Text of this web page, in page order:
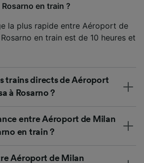
en train ?
la plus rapide entre Aéroport de
en train est de 10 heures et
trains directs de Aéroport
à Rosarno ?
entre Aéroport de Milan
en train ?
Aéroport de Milan